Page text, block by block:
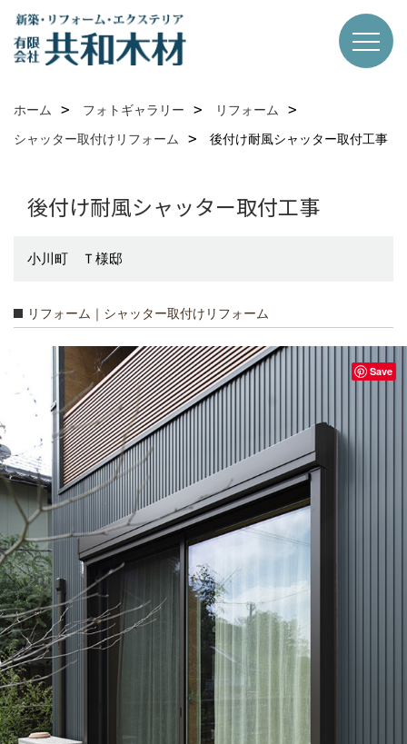
ホーム フォトギャラリー
リフォーム
シャッター取付けリフォーム
後付け耐風シャッター取付工事
後付け耐風シャッター取付工事
小川町 Ｔ様邸
リフォーム｜シャッター取付けリフォーム
Save